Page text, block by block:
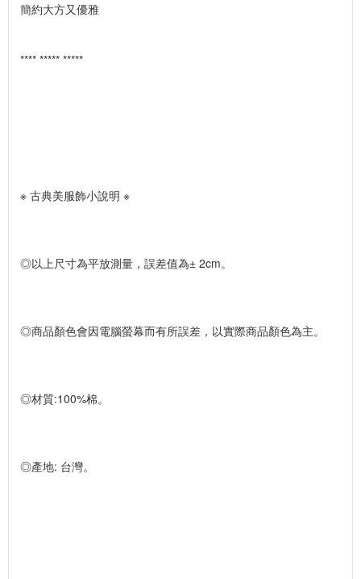
簡約大方又優雅
**** ***** *****
※ 古典美服飾小說明 ※
◎以上尺寸為平放測量，誤差值為± 2cm。
◎商品顏色會因電腦螢幕而有所誤差，以實際商品顏色為主。
◎材質:100%棉。
◎產地: 台灣。